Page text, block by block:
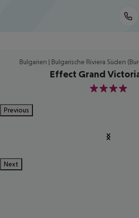
Bulgarien | Bulgarische Riviera Süden
Effect Grand
4
Previous
Next